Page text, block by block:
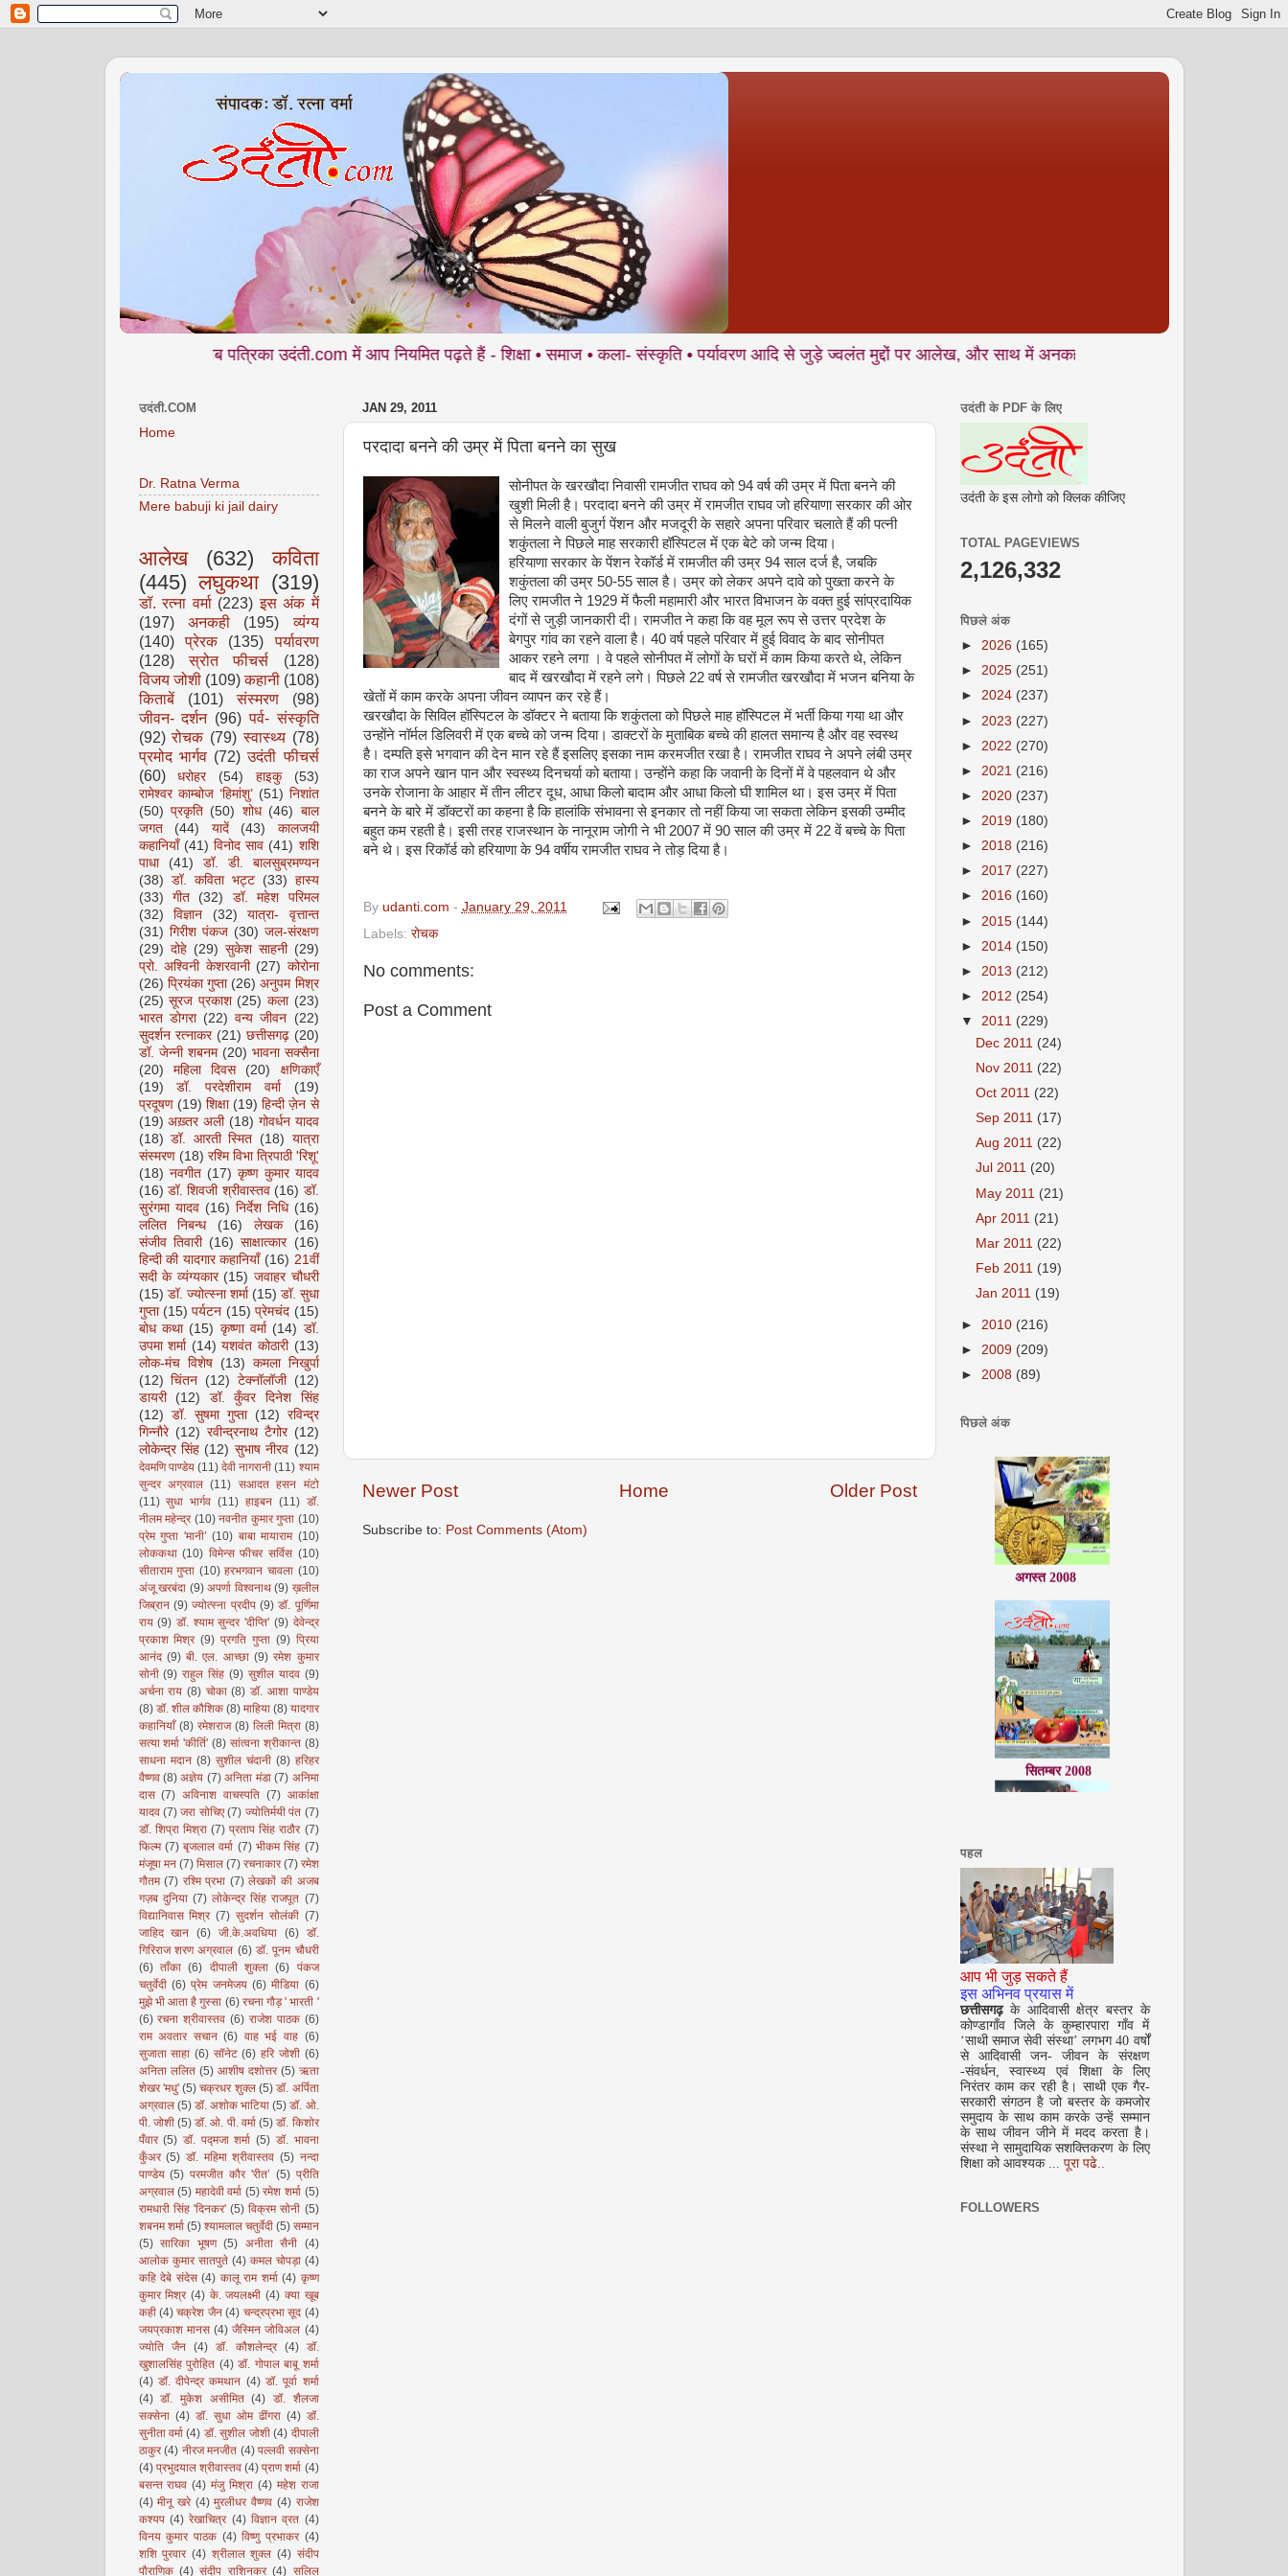
मासिक वेब पत्रिका उदंती.com में आप नियमित पढ़ते हैं - शिक्षा • समाज • कला- संस्कृति • पर्यावरण आदि से जुड़े ज्वलंत मुद्दों पर आलेख, और साथ में अनकही • यात्रा वृतांत • संस्मरण • कहानी • कविता
JAN 29, 2011
परदादा बनने की उम्र में पिता बनने का सुख
सोनीपत के खरखौदा निवासी रामजीत राघव को 94 वर्ष की उम्र में पिता बनने की
खुशी मिली है। परदादा बनने की उम्र में रामजीत राघव जो हरियाणा सरकार की ओर
से मिलने वाली बुजुर्ग पेंशन और मजदूरी के सहारे अपना परिवार चलाते हैं की पत्नी
शकुंतला ने पिछले माह सरकारी हॉस्पिटल में एक बेटे को जन्म दिया।
हरियाणा सरकार के पेंशन रेकॉर्ड में रामजीत की उम्र 94 साल दर्ज है, जबकि
शकुंतला की उम्र 50-55 साल है। उम्र को लेकर अपने दावे को पुख्ता करने के
लिए रामजीत ने 1929 में फैली महामारी और भारत विभाजन के वक्त हुई सांप्रदायिक
दंगों से जुड़ी जानकारी दी। रामजीत ने कहा कि वह मूल रूप से उत्तर प्रदेश के
बेगपुर गांव का रहने वाला है। 40 वर्ष पहले परिवार में हुई विवाद के बाद सोनीपत
आकर रहने लगा । वे पहले सोनीपत में लोगों के घरों में काम किया करते थे, लेकिन
बाद में खरखौदा में रहने लगे। पिछले 22 वर्ष से रामजीत खरखौदा में भजन बनिया के
खेतों में काम करके अपना जीवन व्यापन कर रहे हैं।
खरखौदा के सिविल हॉस्पिटल के डॉक्टर ने बताया कि शकुंतला को पिछले माह हॉस्पिटल में भर्ती किया गया था और
उन्होंने नॉर्मल डिलिवरी में एक बच्चे को जन्म दिया। डाक्टरों के मुताबिक बच्चे की हालत समान्य है और वह स्वस्थ
है। दम्पति इसे भगवान की देन मान रहे हैं इसलिए इसका नाम करमजीत रखा है। रामजीत राघव ने अपने लंबी उम्र
का राज अपने खान पान और स्वस्थ्य दिनचर्या को बताया। उन्होंने कहा कि जवानी के दिनों में वे पहलवान थे और
उनके रोजाना के आहार में तीन लीटर दूध, आधा किलो बादाम और आधा किलो घी शामिल था। इस उम्र में पिता
बनने के बारे में डॉक्टरों का कहना है कि हालांकि संभावना से इनकार तो नहीं किया जा सकता लेकिन इसकी उम्मीद
बहुत कम रहती है। इसी तरह राजस्थान के नानूराम जोगी ने भी 2007 में 90 साल की उम्र में 22 वें बच्चे के पिता
बने थे। इस रिकॉर्ड को हरियाणा के 94 वर्षीय रामजीत राघव ने तोड़ दिया है।
By udanti.com - January 29, 2011
Labels: रोचक
No comments:
Post a Comment
Newer Post Older Post
Home
Subscribe to: Post Comments (Atom)
उदंती.COM
Home
Dr. Ratna Verma
Mere babuji ki jail dairy
आलेख (632)
कविता
(445) लघुकथा (319)
डॉ. रत्ना वर्मा (223) इस अंक में
(197)
अनकही (195)
व्यंग्य
(140)
प्रेरक (135)
पर्यावरण
(128)
स्रोत फीचर्स
(128)
विजय जोशी (109) कहानी (108)
किताबें
(101) संस्मरण
(98)
जीवन- दर्शन (96) पर्व- संस्कृति
(92) रोचक (79) स्वास्थ्य (78)
प्रमोद भार्गव (72) उदंती फीचर्स
(60)
धरोहर (54) हाइकु
(53)
रामेश्वर काम्बोज ‘हिमांशु’ (51) निशांत
(50) प्रकृति (50) शोध (46) बाल
जगत
(44) यादें (43)
कालजयी
कहानियाँ (41) विनोद साव (41) शशि
पाधा
(41)
डॉ. डी. बालसुब्रमण्यन
(38) डॉ. कविता भट्ट (33) हास्य
(33)
गीत (32)
डॉ. महेश परिमल
(32)
विज्ञान (32)
यात्रा- वृत्तान्त
(31) गिरीश पंकज (30) जल-संरक्षण
(29) दोहे (29) सुकेश साहनी (29)
प्रो. अश्विनी केशरवानी (27) कोरोना
(26) प्रियंका गुप्ता (26) अनुपम मिश्र
(25) सूरज प्रकाश (25) कला (23)
भारत डोगरा (22) वन्य जीवन (22)
सुदर्शन रत्नाकर (21) छत्तीसगढ़ (20)
डॉ. जेन्नी शबनम (20) भावना सक्सैना
(20)
महिला दिवस (20)
क्षणिकाएँ
(19)
डॉ. परदेशीराम वर्मा
(19)
प्रदूषण (19) शिक्षा (19) हिन्दी ज़ेन से
(19) अख़्तर अली (18) गोवर्धन यादव
(18) डॉ. आरती स्मित (18) यात्रा
संस्मरण (18) रश्मि विभा त्रिपाठी 'रिशू'
(18) नवगीत (17) कृष्ण कुमार यादव
(16) डॉ. शिवजी श्रीवास्तव (16) डॉ.
सुरंगमा यादव (16) निर्देश निधि (16)
ललित निबन्ध
(16) लेखक
(16)
संजीव तिवारी (16) साक्षात्कार (16)
हिन्दी की यादगार कहानियाँ (16) 21वीं
सदी के व्यंग्यकार (15) जवाहर चौधरी
(15) डॉ. ज्योत्स्ना शर्मा (15) डॉ. सुधा
गुप्ता (15) पर्यटन (15) प्रेमचंद (15)
बोध कथा (15) कृष्णा वर्मा (14) डॉ.
उपमा शर्मा (14) यशवंत कोठारी (13)
लोक-मंच विशेष
(13) कमला निखुर्पा
(12) चिंतन (12) टेक्नॉलॉजी
(12)
डायरी
(12)
डॉ. कुँवर दिनेश सिंह
(12) डॉ. सुषमा गुप्ता (12) रविन्द्र
गिन्नौरे (12) रवीन्द्रनाथ टैगोर (12)
लोकेन्द्र सिंह (12) सुभाष नीरव (12)
देवमणि पाण्डेय (11) देवी नागरानी (11) श्याम
सुन्दर अग्रवाल (11) सआदत हसन मंटो
(11) सुधा भार्गव (11) हाइबन (11) डॉ.
नीलम महेन्द्र (10) नवनीत कुमार गुप्ता (10)
प्रेम गुप्ता 'मानी’ (10) बाबा मायाराम (10)
लोककथा (10) विमेन्स फीचर सर्विस (10)
सीताराम गुप्ता (10) हरभगवान चावला (10)
अंजू खरबंदा (9) अपर्णा विश्वनाथ (9) ख़लील
जिब्रान (9) ज्योत्स्ना प्रदीप (9) डॉ. पूर्णिमा
राय (9) डॉ. श्याम सुन्दर 'दीप्ति' (9) देवेन्द्र
प्रकाश मिश्र (9) प्रगति गुप्ता (9) प्रिया
आनंद (9) बी. एल. आच्छा (9) रमेश कुमार
सोनी (9) राहुल सिंह (9) सुशील यादव (9)
अर्चना राय (8) चोका (8) डॉ. आशा पाण्डेय
(8) डॉ. शील कौशिक (8) माहिया (8) यादगार
कहानियाँ (8) रमेशराज (8) लिली मित्रा (8)
सत्या शर्मा 'कीर्ति' (8) सांत्वना श्रीकान्त (8)
साधना मदान (8) सुशील चंदानी (8) हरिहर
वैष्णव (8) अज्ञेय (7) अनिता मंडा (7) अनिमा
दास (7) अविनाश वाचस्पति (7) आकांक्षा
यादव (7) जरा सोचिए (7) ज्योतिर्मयी पंत (7)
डॉ. शिप्रा मिश्रा (7) प्रताप सिंह राठौर (7)
फिल्म (7) बृजलाल वर्मा (7) भीकम सिंह (7)
मंजूषा मन (7) मिसाल (7) रचनाकार (7) रमेश
गौतम (7) रश्मि प्रभा (7) लेखकों की अजब
गज़ब दुनिया (7) लोकेन्द्र सिंह राजपूत (7)
विद्यानिवास मिश्र (7) सुदर्शन सोलंकी (7)
जाहिद खान (6) जी.के.अवधिया (6) डॉ.
गिरिराज शरण अग्रवाल (6) डॉ. पूनम चौधरी
(6) ताँका (6) दीपाली शुक्ला (6) पंकज
चतुर्वेदी (6) प्रेम जनमेजय (6) मीडिया (6)
मुझे भी आता है गुस्सा (6) रचना गौड़ ' भारती '
(6) रचना श्रीवास्तव (6) राजेश पाठक (6)
राम अवतार सचान (6) वाह भई वाह (6)
सुजाता साहा (6) सॉनेट (6) हरि जोशी (6)
अनिता ललित (5) आशीष दशोत्तर (5) ऋता
शेखर 'मधु' (5) चक्रधर शुक्ल (5) डॉ. अर्पिता
अग्रवाल (5) डॉ. अशोक भाटिया (5) डॉ. ओ.
पी. जोशी (5) डॉ. ओ. पी. वर्मा (5) डॉ. किशोर
पँवार (5) डॉ. पद्मजा शर्मा (5) डॉ. भावना
कुँअर (5) डॉ. महिमा श्रीवास्तव (5) नन्दा
पाण्डेय (5) परमजीत कौर 'रीत’ (5) प्रीति
अग्रवाल (5) महादेवी वर्मा (5) रमेश शर्मा (5)
रामधारी सिंह 'दिनकर' (5) विक्रम सोनी (5)
शबनम शर्मा (5) श्यामलाल चतुर्वेदी (5) सम्मान
(5) सारिका भूषण (5) अनीता सैनी (4)
आलोक कुमार सातपुते (4) कमल चोपड़ा (4)
कहि देबे संदेस (4) कालू राम शर्मा (4) कृष्ण
कुमार मिश्र (4) के. जयलक्ष्मी (4) क्या खूब
कही (4) चक्रेश जैन (4) चन्द्रप्रभा सूद (4)
जयप्रकाश मानस (4) जैस्मिन जोविअल (4)
ज्योति जैन
(4) डॉ. कौशलेन्द्र (4)
डॉ.
खुशालसिंह पुरोहित (4) डॉ. गोपाल बाबू शर्मा
(4) डॉ. दीपेन्द्र कमथान (4) डॉ. पूर्वा शर्मा
(4) डॉ. मुकेश असीमित (4) डॉ. शैलजा
सक्सेना (4) डॉ. सुधा ओम ढींगरा (4) डॉ.
सुनीता वर्मा (4) डॉ. सुशील जोशी (4) दीपाली
ठाकुर (4) नीरज मनजीत (4) पल्लवी सक्सेना
(4) प्रभुदयाल श्रीवास्तव (4) प्राण शर्मा (4)
बसन्त राघव (4) मंजु मिश्रा (4) महेश राजा
(4) मीनू खरे (4) मुरलीधर वैष्णव (4) राजेश
कश्यप (4) रेखाचित्र (4) विज्ञान व्रत (4)
विनय कुमार पाठक (4) विष्णु प्रभाकर (4)
शशि पुरवार (4) श्रीलाल शुक्ल (4) संदीप
पौराणिक (4) संदीप राशिनकर (4) सलिल
उदंती के PDF के लिए
उदंती के इस लोगो को क्लिक कीजिए
TOTAL PAGEVIEWS
2,126,332
पिछले अंक
► 2026 (165)
► 2025 (251)
► 2024 (237)
► 2023 (227)
► 2022 (270)
► 2021 (216)
► 2020 (237)
► 2019 (180)
► 2018 (216)
► 2017 (227)
► 2016 (160)
► 2015 (144)
► 2014 (150)
► 2013 (212)
► 2012 (254)
▼ 2011 (229)
Dec 2011 (24)
Nov 2011 (22)
Oct 2011 (22)
Sep 2011 (17)
Aug 2011 (22)
Jul 2011 (20)
May 2011 (21)
Apr 2011 (21)
Mar 2011 (22)
Feb 2011 (19)
Jan 2011 (19)
► 2010 (216)
► 2009 (209)
► 2008 (89)
पिछले अंक
अगस्त 2008
सितम्बर 2008
अक्टूबर 2008
नवंबर 2008
पहल
आप भी जुड़ सकते हैं
इस अभिनव प्रयास में
छत्तीसगढ़के आदिवासी क्षेत्र बस्तर के
कोण्डागाँव जिले के कुम्हारपारा गाँव में
‘साथी समाज सेवी संस्था’ लगभग 40 वर्षों
से आदिवासी जन- जीवन के संरक्षण
-संवर्धन, स्वास्थ्य एवं शिक्षा के लिए
निरंतर काम कर रही है। साथी एक गैर-
सरकारी संगठन है जो बस्तर के कमजोर
समुदाय के साथ काम करके उन्हें सम्मान
के साथ जीवन जीने में मदद करता है।
संस्था ने सामुदायिक सशक्तिकरण के लिए
शिक्षा को आवश्यक ... पूरा पढे..
FOLLOWERS